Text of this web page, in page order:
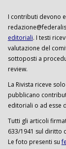
I contributi devono
editoriali. I testi
valutazione del
sottoposti a
review.
La Rivista riceve
pubblicano
editoriali o ad esse
Tutti gli articoli
633/1941 sul diritto
Le foto presenti su